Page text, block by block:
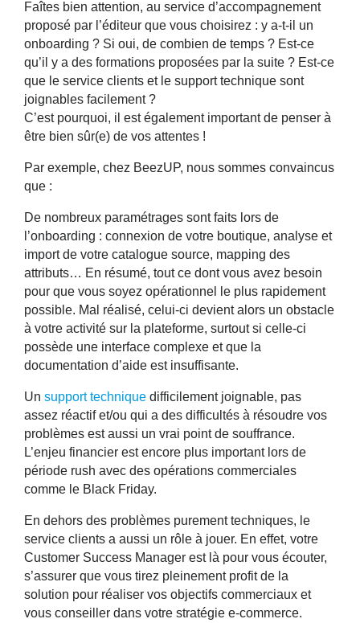
Faîtes bien attention, au service d’accompagnement
proposé par l’éditeur que vous choisirez : y a-t-il un
onboarding ? Si oui, de combien de temps ? Est-ce
qu’il y a des formations proposées par la suite ? Est-ce
que le service clients et le support technique sont
joignables facilement ?
C’est pourquoi, il est également important de penser à
être bien sûr(e) de vos attentes !
Par exemple, chez BeezUP, nous sommes convaincus
que :
De nombreux paramétrages sont faits lors de
l’onboarding : connexion de votre boutique, analyse et
import de votre catalogue source, mapping des
attributs… En résumé, tout ce dont vous avez besoin
pour que vous soyez opérationnel le plus rapidement
possible. Mal réalisé, celui-ci devient alors un obstacle
à votre activité sur la plateforme, surtout si celle-ci
possède une interface complexe et que la
documentation d’aide est insuffisante.
Un support technique difficilement joignable, pas
assez réactif et/ou qui a des difficultés à résoudre vos
problèmes est aussi un vrai point de souffrance.
L’enjeu financier est encore plus important lors de
période rush avec des opérations commerciales
comme le Black Friday.
En dehors des problèmes purement techniques, le
service clients a aussi un rôle à jouer. En effet, votre
Customer Success Manager est là pour vous écouter,
s’assurer que vous tirez pleinement profit de la
solution pour réaliser vos objectifs commerciaux et
vous conseiller dans votre stratégie e-commerce.